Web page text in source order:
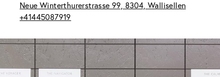
Neue Winterthurerstrasse 99, 8304, Wallisellen
+41445087919